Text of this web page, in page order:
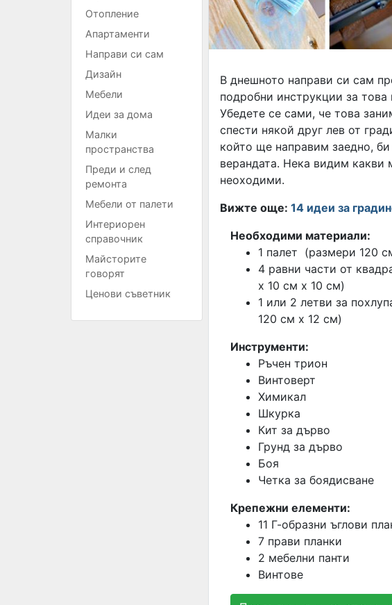
Отопление
Апартаменти
Направи си сам
Дизайн
Мебели
Идеи за дома
Малки
пространства
Преди и след
ремонта
Мебели от палети
Интериорен
справочник
Майсторите
говорят
Ценови съветник
В днешното направи си сам
подробни инструкции за това
Убедете се сами, че това
спести някой друг лев от
който ще направим заедно, би
верандата. Нека видим какви
неоходими.
Вижте още: 14 идеи за
Необходими материали:
1 палет (размери 120
4 равни части от
х 10 см х 10 см)
1 или 2 летви за
120 см х 12 см)
Инструменти:
Ръчен трион
Винтоверт
Химикал
Шкурка
Кит за дърво
Грунд за дърво
Боя
Четка за боядисване
Крепежни елементи:
11 Г-образни ъглови
7 прави планки
2 мебелни панти
Винтове